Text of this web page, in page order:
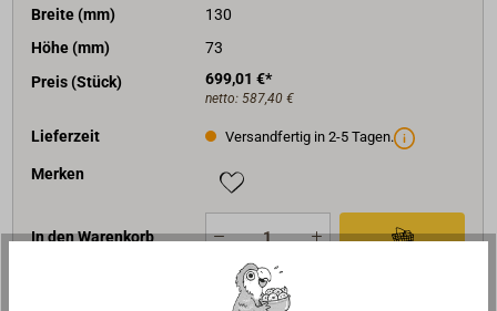
Breite (mm)
130
Höhe (mm)
73
Preis (Stück)
699,01 €*
netto: 587,40 €
Lieferzeit Versandfertig in 2-5 Tagen.
Merken
In den Warenkorb